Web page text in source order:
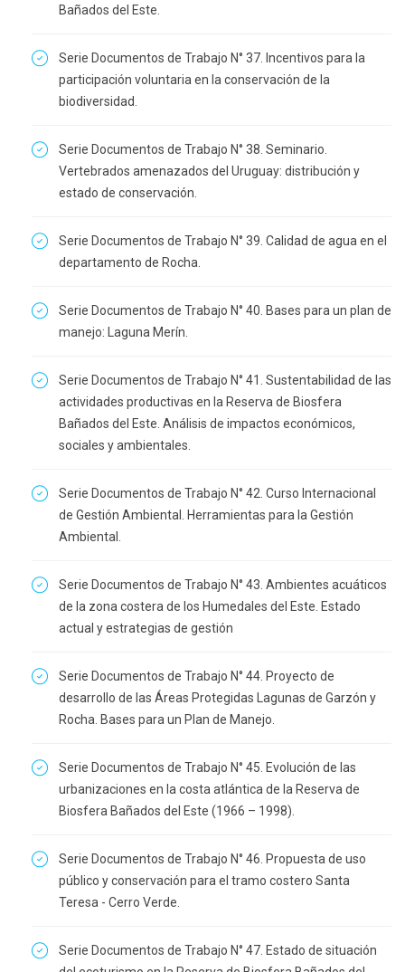
Bañados del Este.
Serie Documentos de Trabajo N° 37. Incentivos para la
participación voluntaria en la conservación de la
biodiversidad.
Serie Documentos de Trabajo N° 38. Seminario.
Vertebrados amenazados del Uruguay: distribución y
estado de conservación.
Serie Documentos de Trabajo N° 39. Calidad de agua en el
departamento de Rocha.
Serie Documentos de Trabajo N° 40. Bases para un plan de
manejo: Laguna Merín.
Serie Documentos de Trabajo N° 41. Sustentabilidad de las
actividades productivas en la Reserva de Biosfera
Bañados del Este. Análisis de impactos económicos,
sociales y ambientales.
Serie Documentos de Trabajo N° 42. Curso Internacional
de Gestión Ambiental. Herramientas para la Gestión
Ambiental.
Serie Documentos de Trabajo N° 43. Ambientes acuáticos
de la zona costera de los Humedales del Este. Estado
actual y estrategias de gestión
Serie Documentos de Trabajo N° 44. Proyecto de
desarrollo de las Áreas Protegidas Lagunas de Garzón y
Rocha. Bases para un Plan de Manejo.
Serie Documentos de Trabajo N° 45. Evolución de las
urbanizaciones en la costa atlántica de la Reserva de
Biosfera Bañados del Este (1966 – 1998).
Serie Documentos de Trabajo N° 46. Propuesta de uso
público y conservación para el tramo costero Santa
Teresa - Cerro Verde.
Serie Documentos de Trabajo N° 47. Estado de situación